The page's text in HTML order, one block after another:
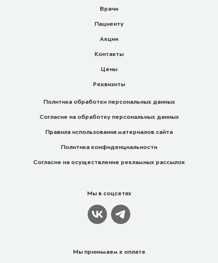
Врачи
Пациенту
Акции
Контакты
Цены
Реквизиты
Политика обработки персональных данных
Согласие на обработку персональных данных
Правила использования материалов сайта
Политика конфиденциальности
Согласие на осуществление рекламных рассылок
Мы в соцсетях
Мы принимаем к оплате